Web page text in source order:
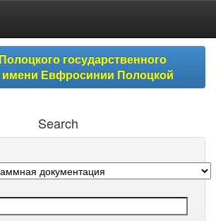
государственного
имени Евфросинии Полоцкой
Search